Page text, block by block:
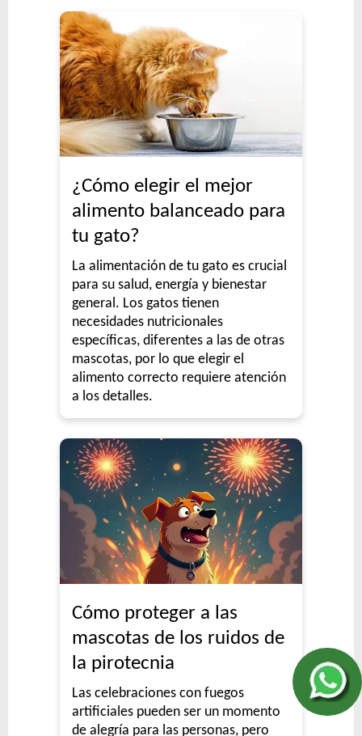
¿Cómo elegir el mejor
alimento balanceado para
tu gato?
La alimentación de tu gato es crucial
para su salud, energía y bienestar
general. Los gatos tienen
necesidades nutricionales
específicas, diferentes a las de otras
mascotas, por lo que elegir el
alimento correcto requiere atención
a los detalles.
Cómo proteger a las
mascotas de los ruidos de
la pirotecnia
Las celebraciones con fuegos
artificiales pueden ser un momento
de alegría para las personas, pero